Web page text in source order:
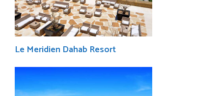
Le Meridien Dahab Resort